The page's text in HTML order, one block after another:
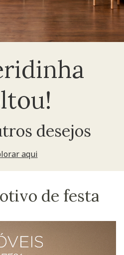
desejos
aqui
de festa